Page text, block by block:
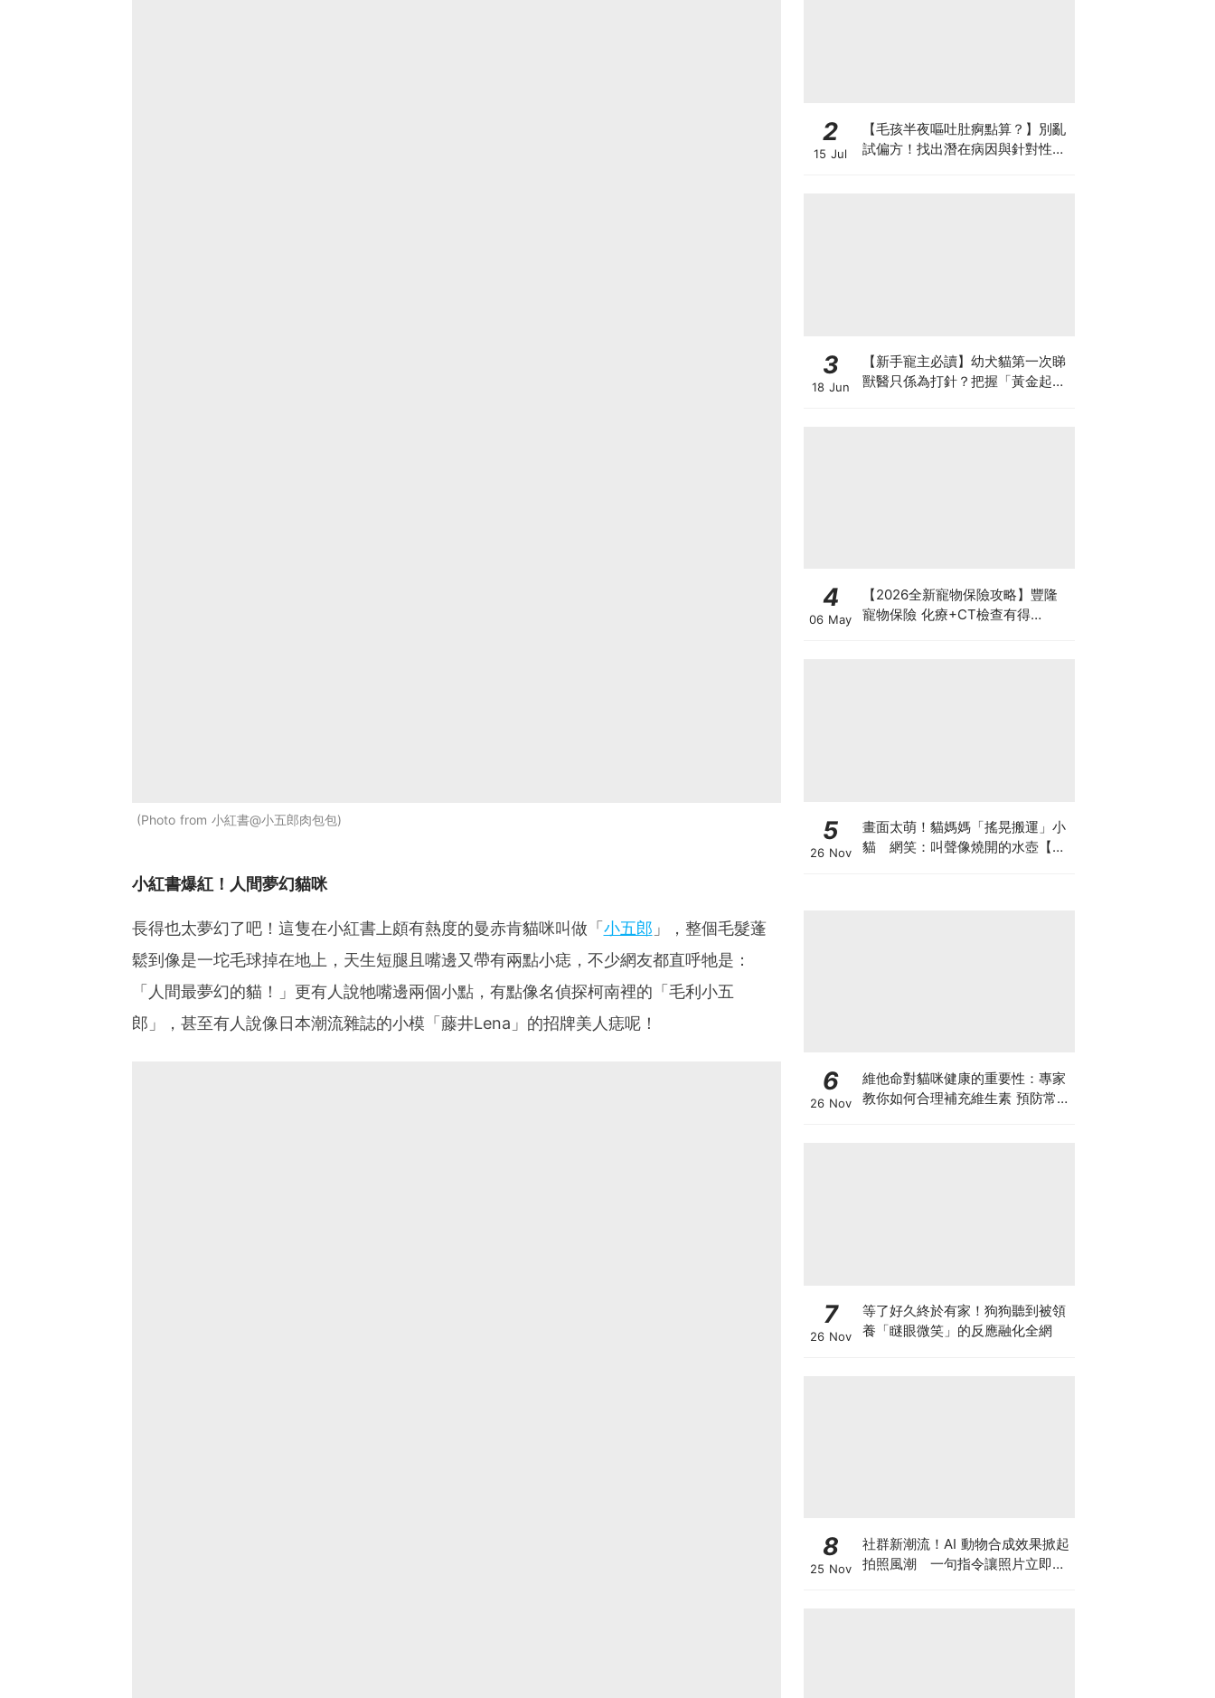
Photo from 小紅書@小五郎肉包包
小紅書爆紅！人間夢幻貓咪
長得也太夢幻了吧！這隻在小紅書上頗有熱度的曼赤肯貓咪叫做「小五郎 」，整個毛髮蓬
鬆到像是一坨毛球掉在地上，天生短腿且嘴邊又帶有兩點小痣，不少網友都直呼牠是：
「人間最夢幻的貓！」更有人說牠嘴邊兩個小點，有點像名偵探柯南裡的「毛利小五
郎」，甚至有人說像日本潮流雜誌的小模「藤井Lena」的招牌美人痣呢！
2
15 Jul
【毛孩半夜嘔吐肚痾點算？】別亂
試偏方！找出潛在病因與針對性營
3
18 Jun
【新手寵主必讀】幼犬貓第一次睇
獸醫只係為打針？把握「黃金起跑
4
06 May
【2026全新寵物保險攻略】豐隆
寵物保險 化療+CT檢查有得
5
26 Nov
畫面太萌！貓媽媽「搖晃搬運」小
貓 網笑：叫聲像燒開的水壺【有
6
26 Nov
維他命對貓咪健康的重要性：專家
教你如何合理補充維生素 預防常見
7
26 Nov
等了好久終於有家！狗狗聽到被領
養「瞇眼微笑」的反應融化全網
8
25 Nov
社群新潮流！AI 動物合成效果掀起
拍照風潮 一句指令讓照片立即升